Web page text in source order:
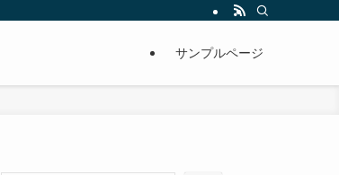
サンプルページ